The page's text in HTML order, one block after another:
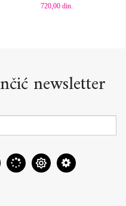
720,00din.
newsletter